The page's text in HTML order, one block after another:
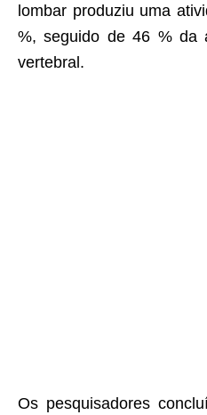
lombar produziu uma
%, seguido de 46 % da
vertebral.
Os pesquisadores